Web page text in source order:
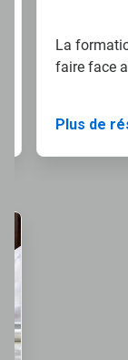
La
faire face
Plus de